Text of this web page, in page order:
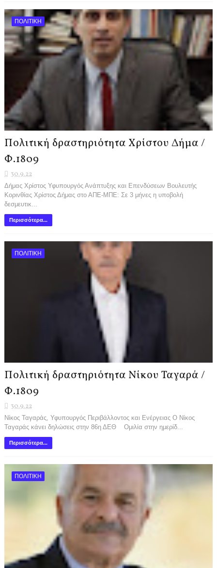
ΠΟΛΙΤΙΚΗ
Πολιτική δραστηριότητα Χρίστου Δήμα /
Φ.1809
30.9.22
Δήμας Χρίστος Υφυπουργός Ανάπτυξης και Επενδύσεων Βουλευτής
Κορινθίας Χρίστος Δήμας στο ΑΠΕ-ΜΠΕ: Σε 3 μήνες η υποβολή
δεσμευτικ...
Περισσότερα...
ΠΟΛΙΤΙΚΗ
Πολιτική δραστηριότητα Νίκου Ταγαρά /
Φ.1809
30.9.22
Νίκος Ταγαράς, Υφυπουργός Περιβάλλοντος και Ενέργειας Ο Νίκος
Ταγαράς κάνει δηλώσεις στην 86η ΔΕΘ Ομιλία στην ημερίδ...
Περισσότερα...
ΠΟΛΙΤΙΚΗ